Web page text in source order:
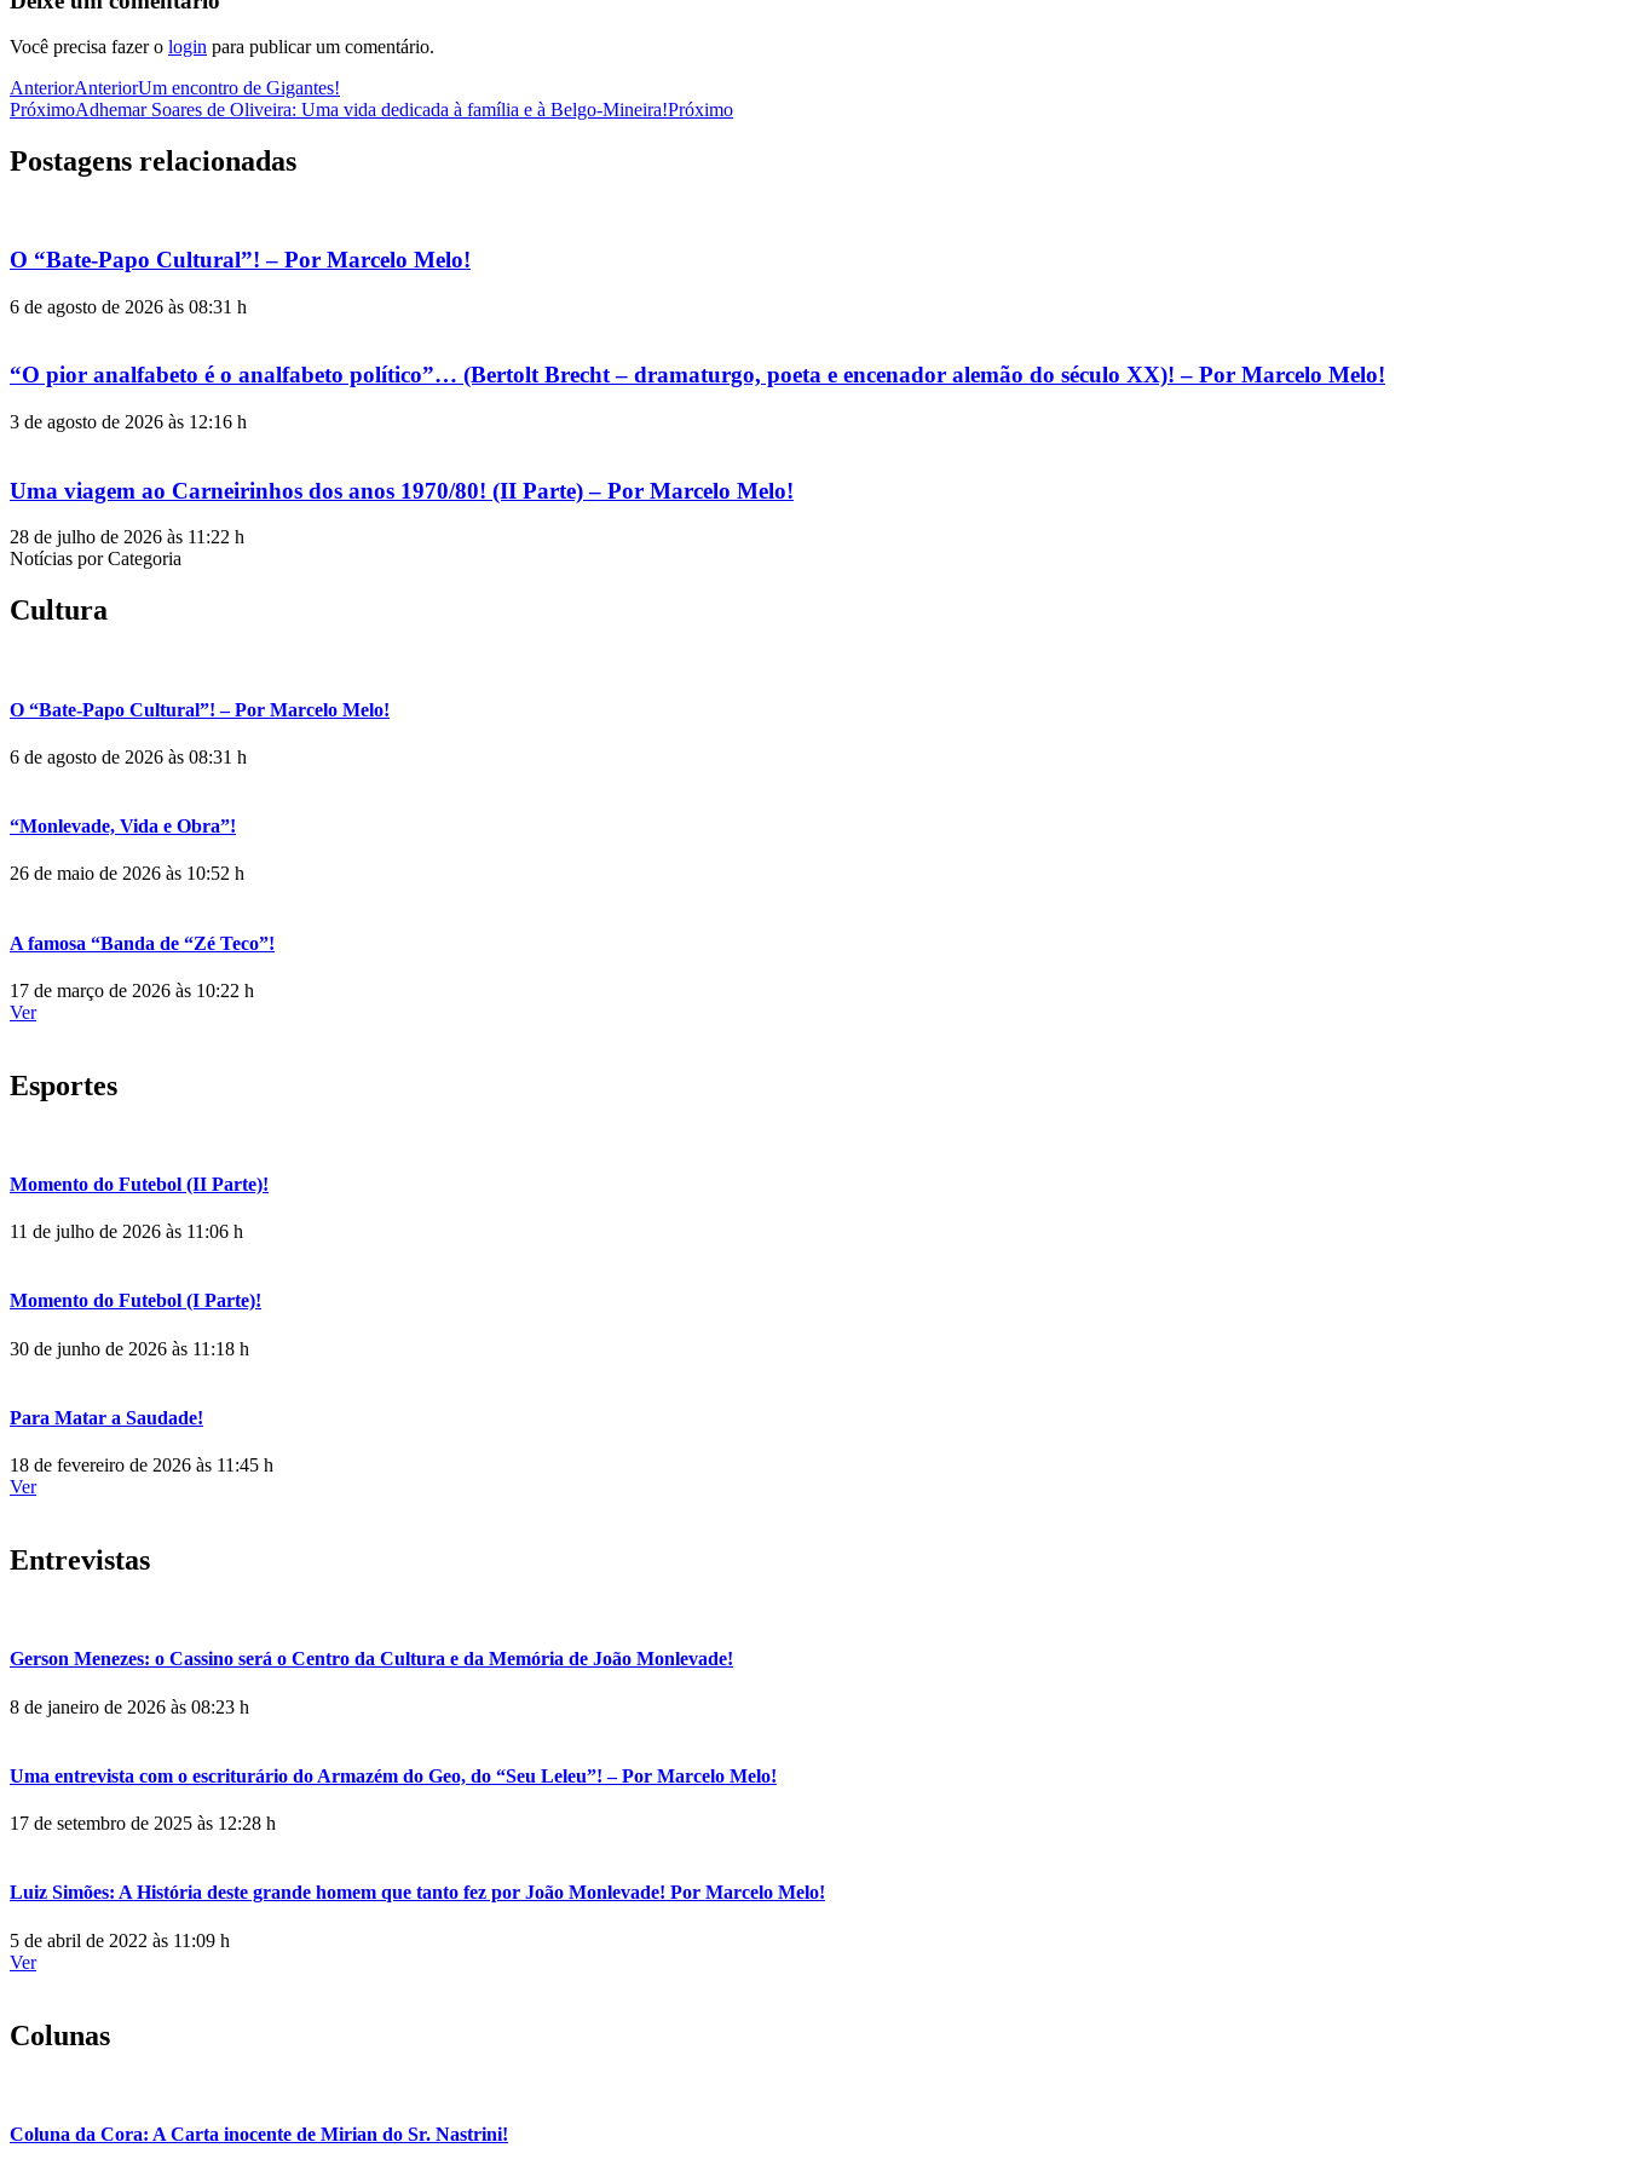
Você precisa fazer o login para publicar um comentário.
AnteriorAnteriorUm encontro de Gigantes!
PróximoAdhemar Soares de Oliveira: Uma vida dedicada à família e à Belgo-Mineira!Próximo
Postagens relacionadas
O “Bate-Papo Cultural”! – Por Marcelo Melo!
6 de agosto de 2026 às 08:31 h
“O pior analfabeto é o analfabeto político”… (Bertolt Brecht – dramaturgo, poeta e encenador alemão do século XX)! – Por Marcelo Melo!
3 de agosto de 2026 às 12:16 h
Uma viagem ao Carneirinhos dos anos 1970/80! (II Parte) – Por Marcelo Melo!
28 de julho de 2026 às 11:22 h
Notícias por Categoria
Cultura
O “Bate-Papo Cultural”! – Por Marcelo Melo!
6 de agosto de 2026 às 08:31 h
“Monlevade, Vida e Obra”!
26 de maio de 2026 às 10:52 h
A famosa “Banda de “Zé Teco”!
17 de março de 2026 às 10:22 h
Ver
Esportes
Momento do Futebol (II Parte)!
11 de julho de 2026 às 11:06 h
Momento do Futebol (I Parte)!
30 de junho de 2026 às 11:18 h
Para Matar a Saudade!
18 de fevereiro de 2026 às 11:45 h
Ver
Entrevistas
Gerson Menezes: o Cassino será o Centro da Cultura e da Memória de João Monlevade!
8 de janeiro de 2026 às 08:23 h
Uma entrevista com o escriturário do Armazém do Geo, do “Seu Leleu”! – Por Marcelo Melo!
17 de setembro de 2025 às 12:28 h
Luiz Simões: A História deste grande homem que tanto fez por João Monlevade! Por Marcelo Melo!
5 de abril de 2022 às 11:09 h
Ver
Colunas
Coluna da Cora: A Carta inocente de Mirian do Sr. Nastrini!